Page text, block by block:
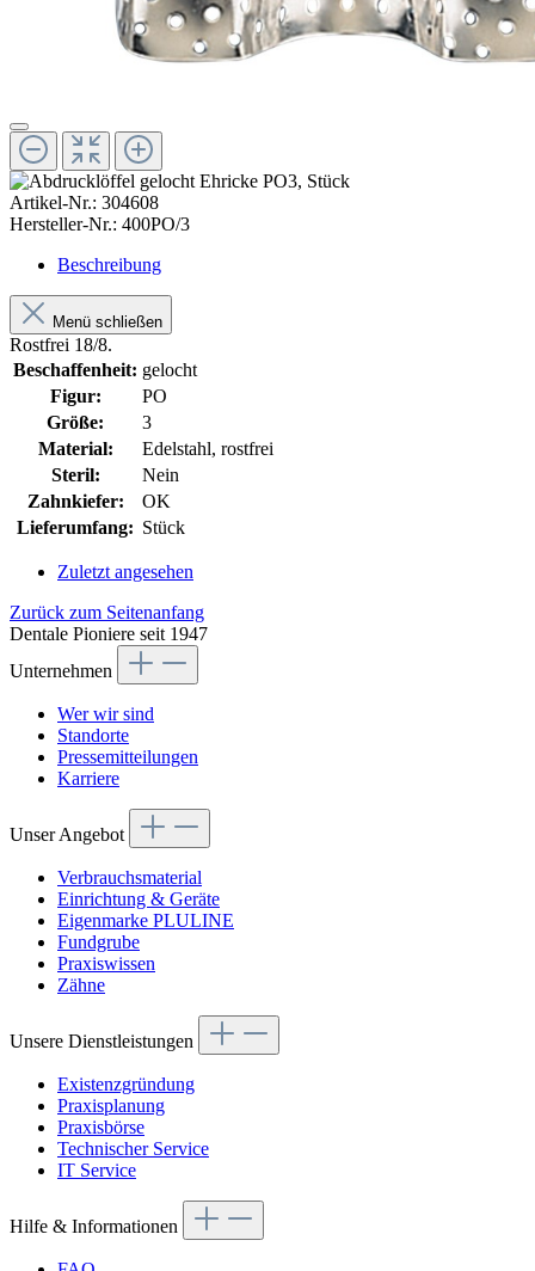
Artikel-Nr.: 304608
Hersteller-Nr.: 400PO/3
Beschreibung
Menü schließen
Rostfrei 18/8.
Beschaffenheit: gelocht
Figur:
PO
Größe:
3
Material:
Edelstahl, rostfrei
Steril:
Nein
Zahnkiefer:
OK
Lieferumfang: Stück
Zuletzt angesehen
Zurück zum Seitenanfang
Dentale Pioniere seit 1947
Unternehmen
Wer wir sind
Standorte
Pressemitteilungen
Karriere
Unser Angebot
Verbrauchsmaterial
Einrichtung & Geräte
Eigenmarke PLULINE
Fundgrube
Praxiswissen
Zähne
Unsere Dienstleistungen
Existenzgründung
Praxisplanung
Praxisbörse
Technischer Service
IT Service
Hilfe & Informationen